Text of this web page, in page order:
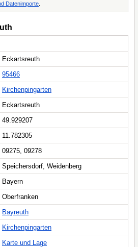
Datenimporte
Eckartsreuth
95466
Kirchenpingarten
Eckartsreuth
49.929207
11.782305
09275, 09278
Speichersdorf, Weidenberg
Bayern
Oberfranken
Bayreuth
Kirchenpingarten
Karte und Lage